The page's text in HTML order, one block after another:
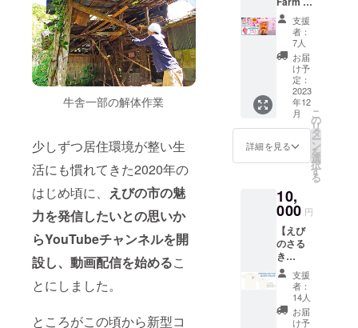
牛舎一部の解体作業
少しずつ居住環境が整い生
活にも慣れてきた2020年の
はじめ頃に、 えびの市の魅
力を発信したいとの思いか
らYouTubeチャンネルを開
設し、動画配信を始めるこ
とにしました。
ところがこの頃から新型コ
(両面印
刷） 材
質：紙
にオン
デマン
ド印刷
サイ
ズ：
148×10
カード
サイズ)
※写真は
す。デ
ザイン
は変更
する可
能性が
ありま
す。
癒やさ
れま
す。 ひ
と目見
ただけ
で入江
さんだ
と分か
る唯一
無二の
鮮やか
な色使
ておく
だけで
華やか
になり
ます
よ。 内
容：
2024年
壁掛け
カレン
ダー 表
も揚げ
ても美
味しい
んです
よ♪ ぜ
ひ色々
な料理
を試し
ていた
だきた
いで
す！！
2kg(土
付き) 産
崎県え
びの市
保存方
法：直
射日
光・高
温多湿
を避
りイチ
ゴ4カッ
プ】 実
はこの
商品、
昨年、
オー
ナーの
仙波さ
んが飯
野高校
とコラ
イベン
トでも
高校生
と一緒
に販売
して常
に行列
ができ
る人気
のス
イーツ
支援
者：
7人
お届
け予
定：
2023
年12
月
詳細を見る
こ
の
リ
タ
ー
ン
を
選
択
す
る
10,
000 円
【えび
のさる
き
✕NECT
IONオリ
ジナルT
シャ
ツ】 プ
支援
者：
14人
お届
け予